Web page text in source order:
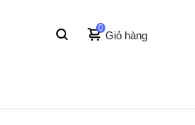
0
Giỏ hàng